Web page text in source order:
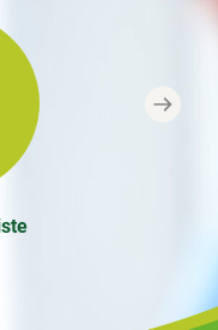
Next